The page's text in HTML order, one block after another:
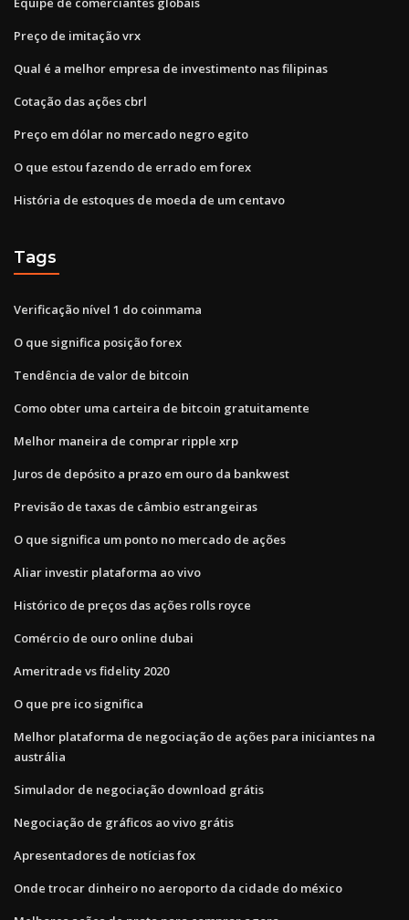
Preço de imitação vrx
Qual é a melhor empresa de investimento nas filipinas
Cotação das ações cbrl
Preço em dólar no mercado negro egito
O que estou fazendo de errado em forex
História de estoques de moeda de um centavo
Tags
Verificação nível 1 do coinmama
O que significa posição forex
Tendência de valor de bitcoin
Como obter uma carteira de bitcoin gratuitamente
Melhor maneira de comprar ripple xrp
Juros de depósito a prazo em ouro da bankwest
Previsão de taxas de câmbio estrangeiras
O que significa um ponto no mercado de ações
Aliar investir plataforma ao vivo
Histórico de preços das ações rolls royce
Comércio de ouro online dubai
Ameritrade vs fidelity 2020
O que pre ico significa
Melhor plataforma de negociação de ações para iniciantes na
austrália
Simulador de negociação download grátis
Negociação de gráficos ao vivo grátis
Apresentadores de notícias fox
Onde trocar dinheiro no aeroporto da cidade do méxico